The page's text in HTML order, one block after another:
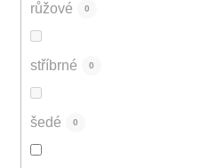
růžové 0
stříbrné 0
šedé 0